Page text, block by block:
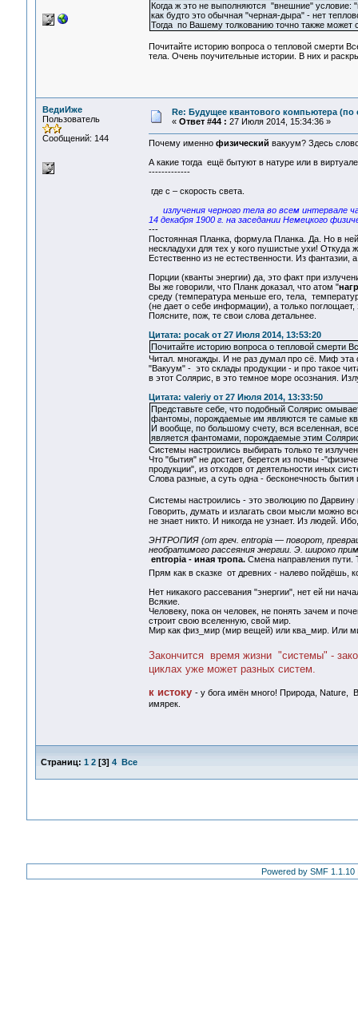
Когда ж это не выполняются "внешние" условие:
как будто это обычная "черная-дыра" - нет
Тогда по Вашему толкованию точно также может
Почитайте историю вопроса о тепловой смерти
тела. Очень поучительные истории. В них и
ВедиИже
Пользователь
Сообщений: 144
Re: Будущее квантового компьютера (по
« Ответ #44 : 27 Июля 2014, 15:34:36 »
Почему именно физический вакуум? Здесь
А какие тогда ещё бытуют в натуре или в
-------------
где с – скорость света.
излучения черного тела во всем
14 декабря 1900 г. на заседании Немецкого
---
Постоянная Планка, формула Планка. Да. Но в
нескладухи для тех у кого пушистые ухи!
Естественно из не естественности. Из фантазии,
Порции (кванты энергии) да, это факт при
Вы же говорили, что Планк доказал, что атом "
среду (температура меньше его, тела,
(не дает о себе информации), а только поглощает,
Поясните, пож, те свои слова детальнее.
Цитата: pocak от 27 Июля 2014, 13:53:20
Почитайте историю вопроса о тепловой смерти
Читал. многажды. И не раз думал про сё. Миф эта
"Вакуум" - это склады продукции - и про такое
в этот Солярис, в это темное море осознания.
Цитата: valeriy от 27 Июля 2014, 13:33:50
Представьте себе, что подобный Солярис
фантомы, порождаемые им являются те самые
И вообще, по большому счету, вся вселенная,
является фантомами, порождаемые этим
Системы настроились выбирать только те
Что "бытия" не достает, берется из почвы -
продукции", из отходов от деятельности иных
Слова разные, а суть одна - бесконечность бытия
Системы настроились - это эволюцию по Дарвину
Говорить, думать и излагать свои мысли можно
не знает никто. И никогда не узнает. Из людей.
ЭНТРОПИЯ (от греч. entropia — поворот,
необратимого рассеяния энергии. Э. широко
entropia - иная тропа.Смена направления пути.
Прям как в сказке от древних - налево
Нет никакого рассевания "энергии", нет ей ни
Всякие.
Человеку, пока он человек, не понять зачем и
строит свою вселенную, свой мир.
Мир как физ_мир (мир вещей) или ква_мир. Или
Закончится время жизни "системы" -
циклах уже может разных систем.
к истоку - у бога имён много! Природа, Nature,
имярек.
Страниц: 1 2[3] 4 Все
Powered by SMF 1.1.10